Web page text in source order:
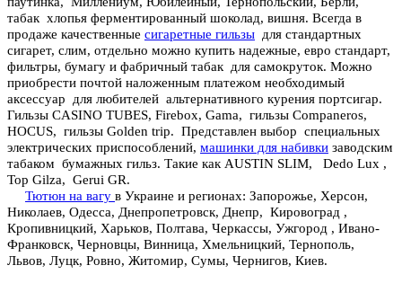
табак хлопья ферментированный шоколад, вишня. Всегда в
продаже качественные сигаретные гильзы для стандартных
сигарет, слим, отдельно можно купить надежные, евро стандарт,
фильтры, бумагу и фабричный табак для самокруток. Можно
приобрести почтой наложенным платежом необходимый
аксессуар для любителей альтернативного курения портсигар.
Гильзы CASINO TUBES, Firebox, Gama, гильзы Companeros,
HOCUS, гильзы Golden trip. Представлен выбор специальных
электрических приспособлений, машинки для набивки заводским
табаком бумажных гильз. Такие как AUSTIN SLIM, Dedo Lux ,
Top Gilza, Gerui GR.
Тютюн на вагу в Украине и регионах: Запорожье, Херсон,
Николаев, Одесса, Днепропетровск, Днепр, Кировоград ,
Кропивницкий, Харьков, Полтава, Черкассы, Ужгород , Ивано-
Франковск, Черновцы, Винница, Хмельницкий, Тернополь,
Львов, Луцк, Ровно, Житомир, Сумы, Чернигов, Киев.